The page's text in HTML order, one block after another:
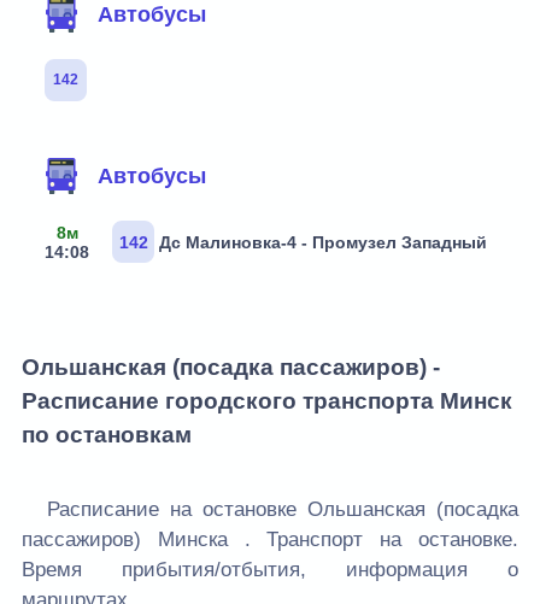
Автобусы
142
Автобусы
8м
14:08
142 Дс Малиновка-4 - Промузел Западный
Ольшанская (посадка пассажиров) -
Расписание городского транспорта Минск
по остановкам
Расписание на остановке Ольшанская (посадка
пассажиров) Минска . Транспорт на остановке.
Время прибытия/отбытия, информация о